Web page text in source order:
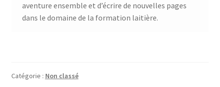
Stages catalogue
aventure ensemble et d’écrire de nouvelles pages
dans le domaine de la formation laitière.
Catégorie : Non classé